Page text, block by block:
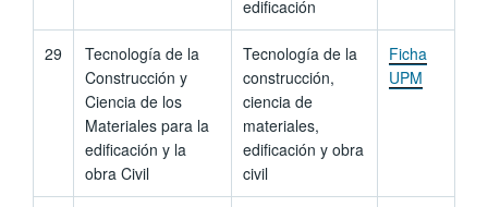
edificación
29
Tecnología de la
Construcción y
Ciencia de los
Materiales para la
edificación y la
obra Civil
Tecnología de la
construcción,
ciencia de
materiales,
edificación y obra
civil
Ficha
UPM